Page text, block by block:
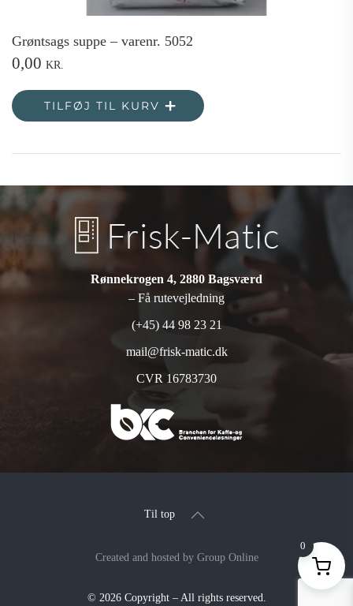
Grøntsags suppe – varenr. 5052
0,00 KR.
TILFØJ TIL KURV
Rønnekrogen 4, 2880 Bagsværd
– Få rutevejledning
(+45) 44 98 23 21
mail@frisk-matic.dk
CVR 16783730
Til top
Created and hosted by Group Online
© 2026Copyright – All rights reserved
0